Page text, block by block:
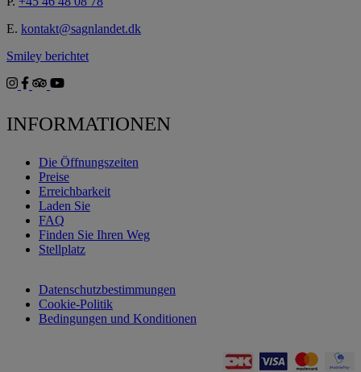
E. kontakt@sagnlandet.dk
Smiley berichtet
INFORMATIONEN
Die Öffnungszeiten
Preise
Erreichbarkeit
Laden Sie
FAQ
Finden Sie Ihren Weg
Stellplatz
Datenschutzbestimmungen
Cookie-Politik
Bedingungen und Konditionen